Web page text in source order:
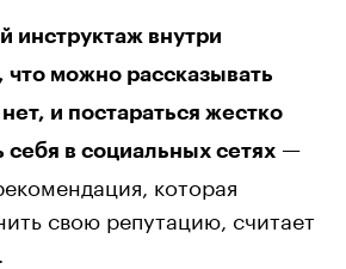
инструктаж внутри
что можно рассказывать
и постараться жестко
себя в социальных сетях —
которая
свою репутацию, считает